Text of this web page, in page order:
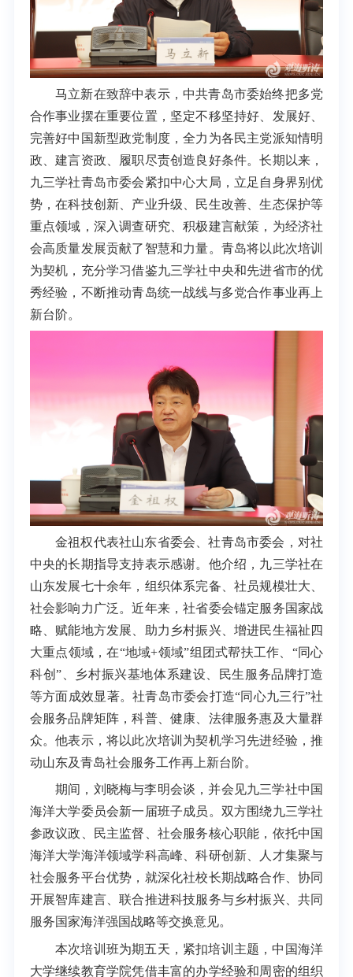
马立新在致辞中表示，中共青岛市委始终把多党
合作事业摆在重要位置，坚定不移坚持好、发展好、
完善好中国新型政党制度，全力为各民主党派知情明
政、建言资政、履职尽责创造良好条件。长期以来，
九三学社青岛市委会紧扣中心大局，立足自身界别优
势，在科技创新、产业升级、民生改善、生态保护等
重点领域，深入调查研究、积极建言献策，为经济社
会高质量发展贡献了智慧和力量。青岛将以此次培训
为契机，充分学习借鉴九三学社中央和先进省市的优
秀经验，不断推动青岛统一战线与多党合作事业再上
新台阶。
金祖权代表社山东省委会、社青岛市委会，对社
中央的长期指导支持表示感谢。他介绍，九三学社在
山东发展七十余年，组织体系完备、社员规模壮大、
社会影响力广泛。近年来，社省委会锚定服务国家战
略、赋能地方发展、助力乡村振兴、增进民生福祉四
大重点领域，在“地域+领域”组团式帮扶工作、“同心
科创”、乡村振兴基地体系建设、民生服务品牌打造
等方面成效显著。社青岛市委会打造“同心九三行”社
会服务品牌矩阵，科普、健康、法律服务惠及大量群
众。他表示，将以此次培训为契机学习先进经验，推
动山东及青岛社会服务工作再上新台阶。
期间，刘晓梅与李明会谈，并会见九三学社中国
海洋大学委员会新一届班子成员。双方围绕九三学社
参政议政、民主监督、社会服务核心职能，依托中国
海洋大学海洋领域学科高峰、科研创新、人才集聚与
社会服务平台优势，就深化社校长期战略合作、协同
开展智库建言、联合推进科技服务与乡村振兴、共同
服务国家海洋强国战略等交换意见。
本次培训班为期五天，紧扣培训主题，中国海洋
大学继续教育学院凭借丰富的办学经验和周密的组织